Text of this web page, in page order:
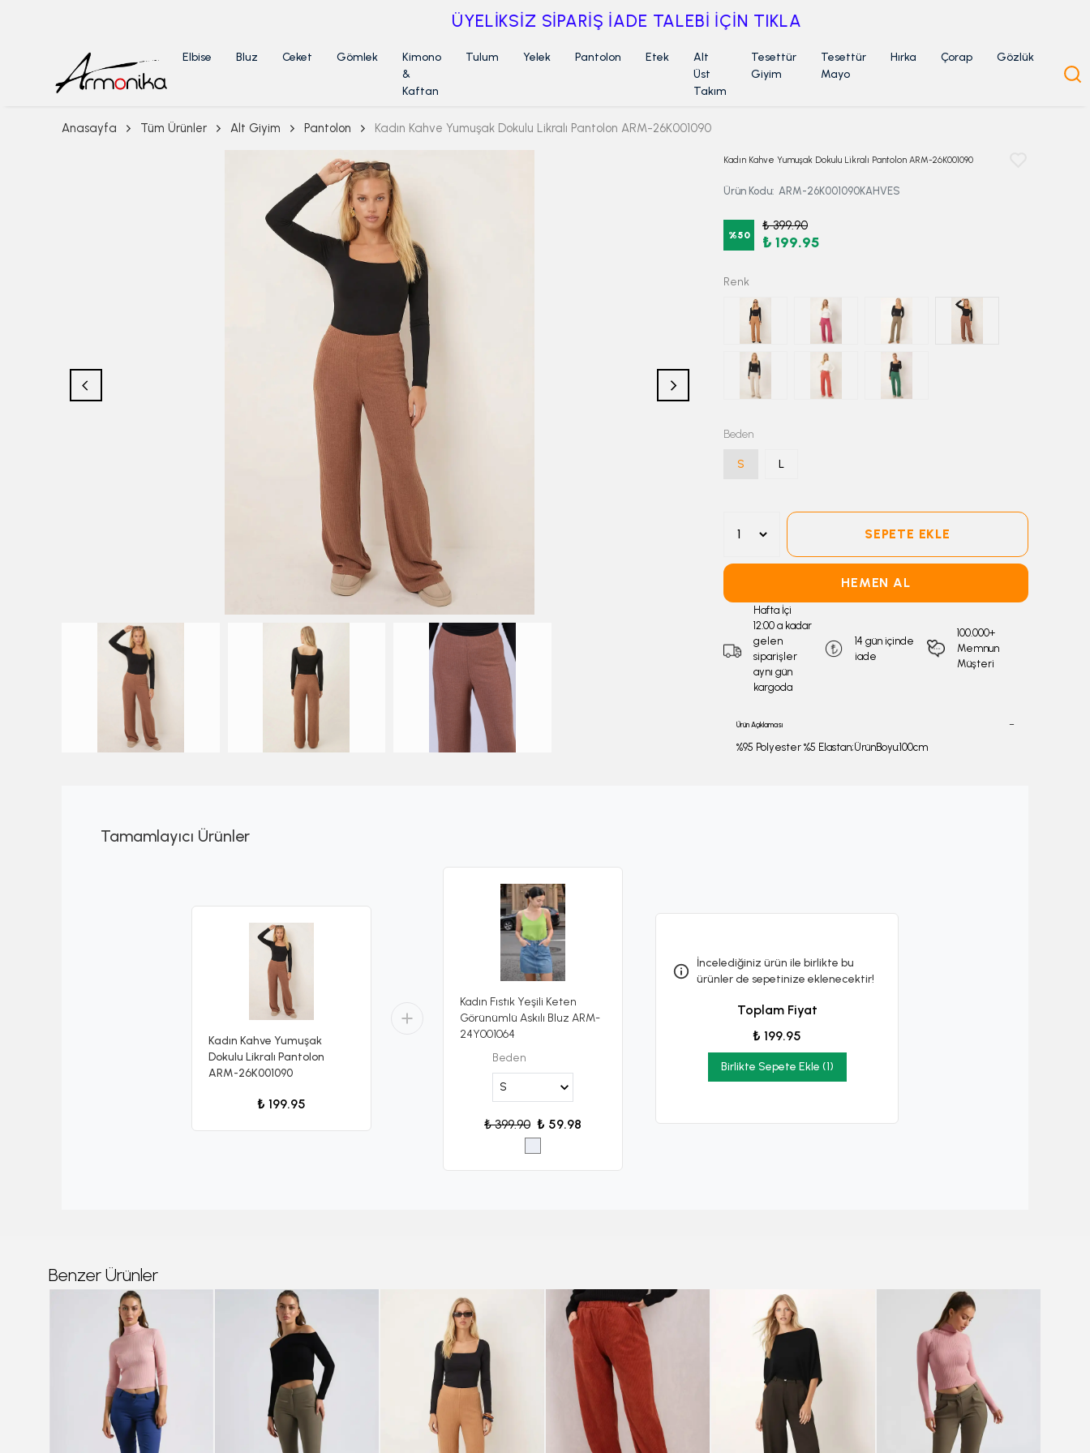
ÜYELİKSİZ SİPARİŞ İADE TALEBİ İÇİN TIKLA
Elbise Bluz Ceket Gömlek
Kimono
&
Kaftan
Tulum Yelek Pantolon Etek
Alt
Üst
Takım
Tesettür
Giyim
Tesettür
Mayo
Hırka Çorap Gözlük
Anasayfa Tüm Ürünler Alt Giyim Pantolon Kadın Kahve Yumuşak Dokulu Likralı Pantolon ARM-26K001090
Kadın Kahve Yumuşak Dokulu Likralı Pantolon ARM-26K001090
Ürün Kodu: ARM-26K001090KAHVES
%50
₺ 399.90
₺ 199.95
Renk
Beden
S L
SEPETE EKLE
HEMEN AL
Hafta İçi
12:00 a kadar
gelen
siparişler
aynı gün
kargoda
14 gün içinde
iade
100.000+
Memnun
Müşteri
Ürün Açıklaması
%95 Polyester %5 Elastan;ÜrünBoyu:100cm
Tamamlayıcı Ürünler
Kadın Kahve Yumuşak
Dokulu Likralı Pantolon
ARM-26K001090
₺ 199.95
Kadın Fıstık Yeşili Keten
Görünümlü Askılı Bluz ARM-
24Y001064
Beden
₺ 399.90 ₺ 59.98
İncelediğiniz ürün ile birlikte bu
ürünler de sepetinize eklenecektir!
Toplam Fiyat
₺ 199.95
Birlikte Sepete Ekle (1)
Benzer Ürünler